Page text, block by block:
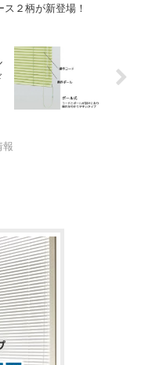
ス２柄が新登場！
報